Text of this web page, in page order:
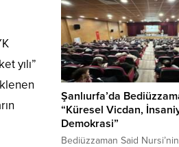
yılı”
kazada can pazarı yaşandı.
Çarpıştılar Edinilen
Hüseyin Çelik (29)...
Şanlıurfa’da
“Küresel Vicdan,
Demokrasi”
Bediüzzaman Said